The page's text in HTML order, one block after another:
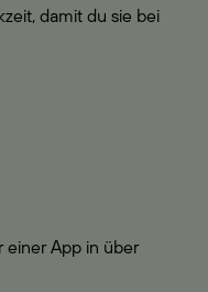
damit du sie bei
einer App in über